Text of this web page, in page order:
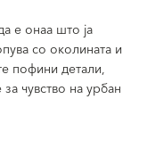
е онаа што ја
со околината и
пофини детали,
чувство на урбан